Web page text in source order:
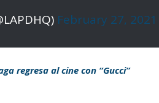
February 27, 2021
regresa al cine con “Gucci”